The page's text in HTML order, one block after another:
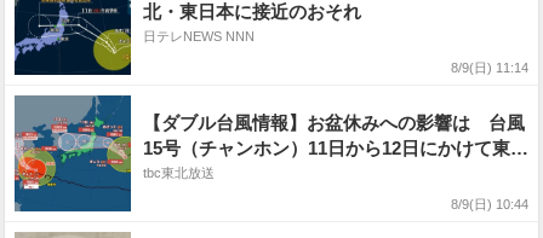
北・東日本に接近のおそれ
日テレNEWS NNN
8/9(日) 11:14
【ダブル台風情報】お盆休みへの影響は 台風
15号（チャンホン）11日から12日にかけて東
北〜関東直撃の可能性・台風13号（ドルフィ
ン）の進路は?（9日午前9時現在）【雨風シミ
tbc東北放送
8/9(日) 10:44